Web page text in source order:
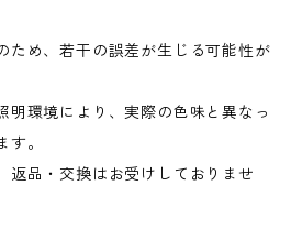
ため、若干の誤差が生じる可能性が
明環境により、実際の色味と異なっ
。
返品・交換はお受けしておりませ